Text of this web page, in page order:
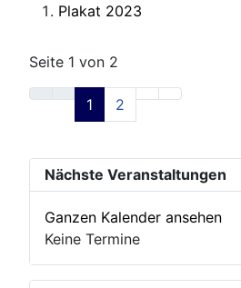
Plakat 2023
Seite 1 von 2
1 2
Nächste Veranstaltungen
Ganzen Kalender ansehen
Keine Termine